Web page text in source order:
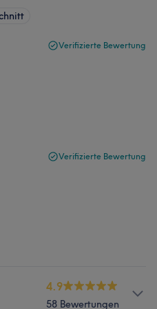
Verifizierte Bewertung
Verifizierte Bewertung
4.9
58 Bewertungen